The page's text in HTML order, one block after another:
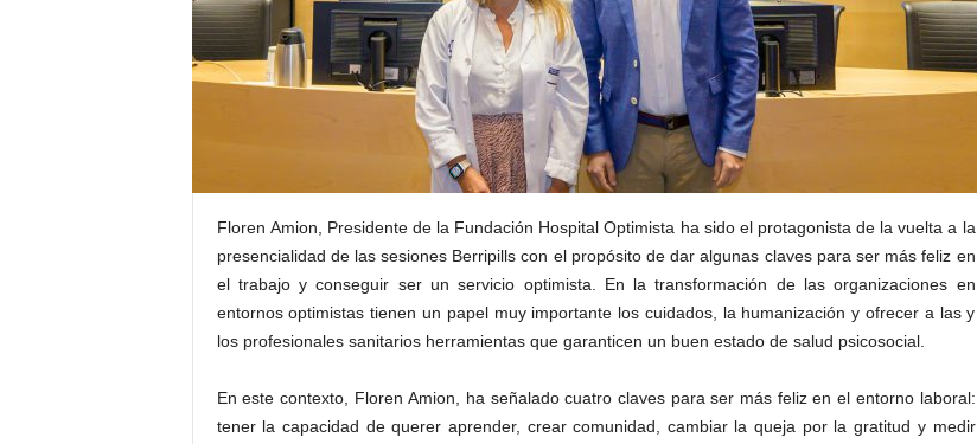
S
Floren Amion, Presidente de la Fundación Hospital Optimista ha sido el protagonista de la vuelta a la
presencialidad de las sesiones Berripills con el propósito de dar algunas claves para ser más feliz en
el trabajo y conseguir ser un servicio optimista. En la transformación de las organizaciones en
entornos optimistas tienen un papel muy importante los cuidados, la humanización y ofrecer a las y
los profesionales sanitarios herramientas que garanticen un buen estado de salud psicosocial.
En este contexto, Floren Amion, ha señalado cuatro claves para ser más feliz en el entorno laboral:
tener la capacidad de querer aprender, crear comunidad, cambiar la queja por la gratitud y medir